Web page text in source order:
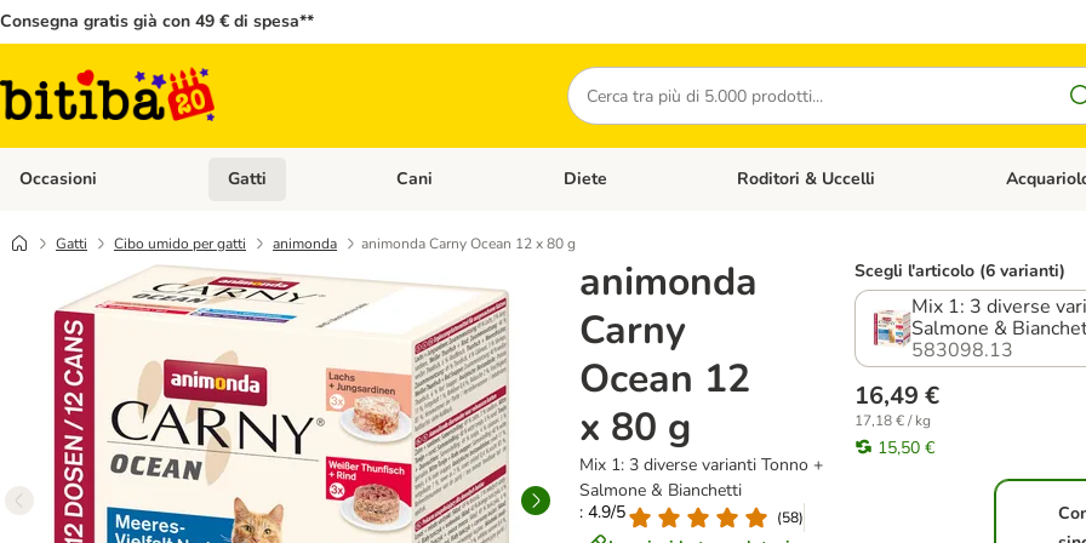
Consegna gratis già con 49 € di spesa**
Cerca
Occasioni Apri Menù Categoria: Occasioni
Gatti Apri Menù Categoria: Gatti
Cani Apri Menù Categoria: Cani
Diete Apri Menù Categoria: Diete
Roditori & Uccelli Apri Menù
Gatti Cibo umido per gatti animonda animonda Carny Ocean 12 x 80 g
animonda
Carny
Ocean 12
x 80 g
Mix 1: 3 diverse varianti Tonno +
Salmone & Bianchetti
: 4.9/5
(58)
Scegli l'articolo (6 varianti)
Mix 1: 3 diverse
Salmone &
583098.13
16,49 €
17,18 € / kg
15,50 €